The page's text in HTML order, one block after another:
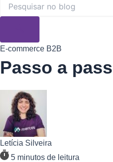
E-commerce B2B
Passo a
Letícia Silveira
5 minutos de leitura